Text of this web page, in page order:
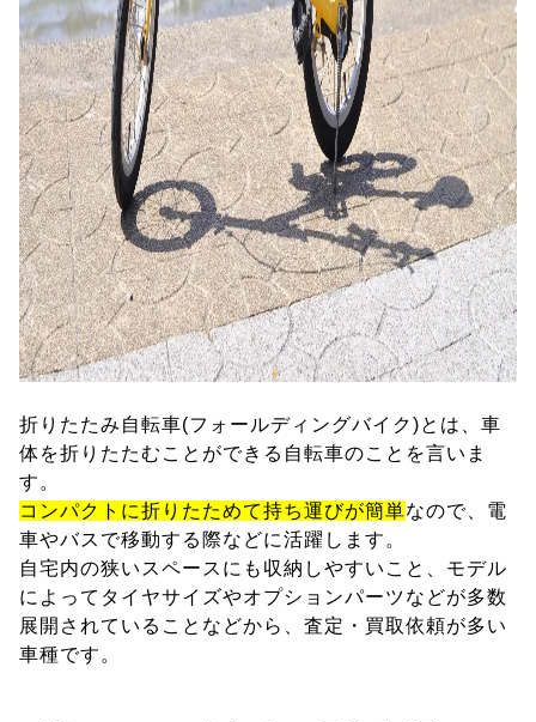
折りたたみ自転車(フォールディングバイク)とは、車
体を折りたたむことができる自転車のことを言いま
す。
コンパクトに折りたためて持ち運びが簡単なので、電
車やバスで移動する際などに活躍します。
自宅内の狭いスペースにも収納しやすいこと、モデル
によってタイヤサイズやオプションパーツなどが多数
展開されていることなどから、査定・買取依頼が多い
車種です。